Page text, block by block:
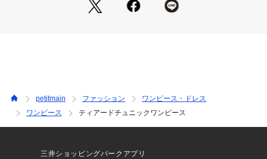
・キャップや小物をプラスして、ちょっとストリート感を足す
また、お客様のお使いのPCのモニター環境などにより色味が
違って見える場合が御座います。予めご了承の上ご注文下さ
い。
【透け感】やや透ける
3510100005542
（モール）
4662301 （ショップ）
petitmain ファッション
ワンピース・ドレス
ワンピース
ティアードチュニックワンピース
三井ショッピングパークアプリ